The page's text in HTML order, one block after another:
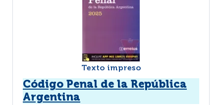
Texto impreso
Código Penal de la República
Argentina